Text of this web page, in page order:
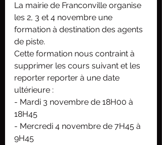
La mairie de Franconville organise
les 2, 3 et 4 novembre une
formation à destination des agents
de piste.
Cette formation nous contraint à
supprimer les cours suivant et les
reporter reporter à une date
ultérieure :
- Mardi 3 novembre de 18H00 à
18H45
- Mercredi 4 novembre de 7H45 à
9H45